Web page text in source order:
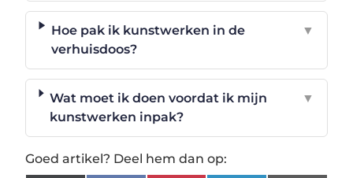
Hoe pak ik kunstwerken in de
verhuisdoos?
▼
Wat moet ik doen voordat ik mijn
kunstwerken inpak?
▼
Goed artikel? Deel hem dan op: